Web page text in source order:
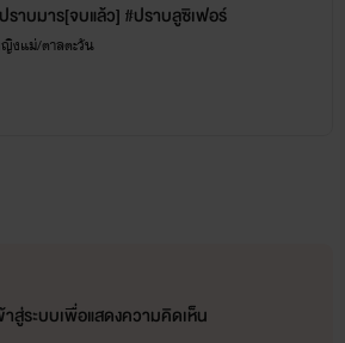
ปราบมาร[จบแล้ว] #ปราบลูซิเฟอร์
งแม่/ตาลตะวัน
สู่ระบบเพื่อแสดงความคิดเห็น